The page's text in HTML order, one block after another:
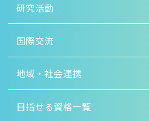
研究活動
国際交流
地域・社会連携
目指せる資格一覧